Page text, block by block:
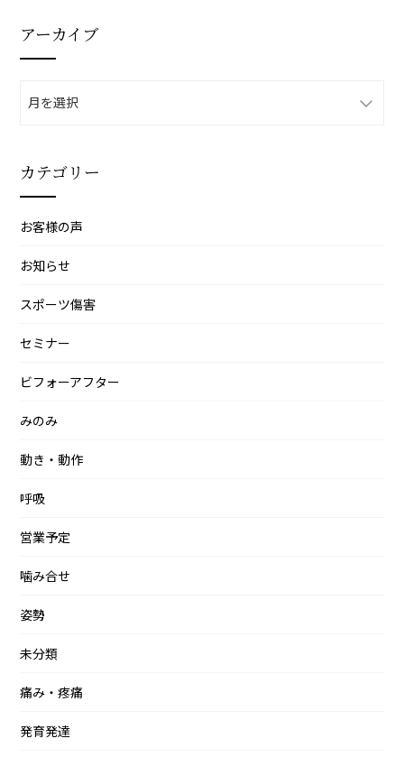
アーカイブ
ー
ブ
カテゴリー
お客様の声
お知らせ
スポーツ傷害
セミナー
ビフォーアフター
みのみ
動き・動作
呼吸
営業予定
噛み合せ
姿勢
未分類
痛み・疼痛
発育発達